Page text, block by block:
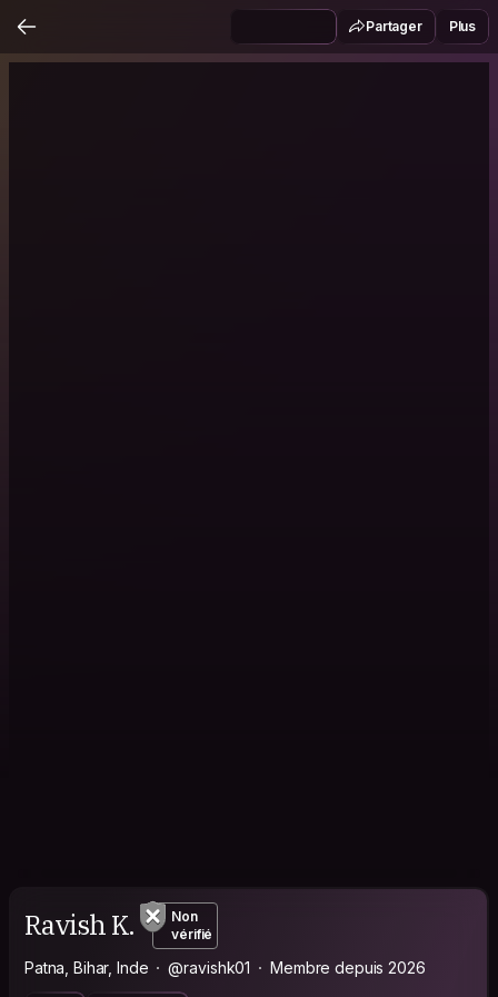
Partager Plus
Ravish K.
Non
vérifié
Patna, Bihar, Inde @ravishk01 Membre depuis 2026